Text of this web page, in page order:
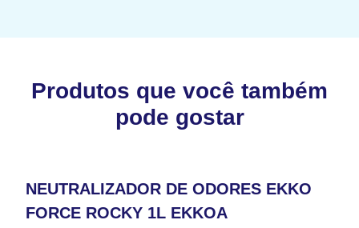
Produtos que você também
pode gostar
NEUTRALIZADOR DE ODORES EKKO
FORCE ROCKY 1L EKKOA